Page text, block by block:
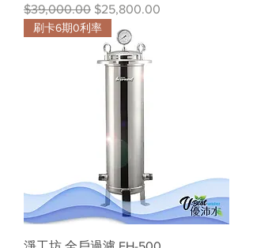
一般價格
$39,000.00 促銷價格
$25,800.00
刷卡6期0利率